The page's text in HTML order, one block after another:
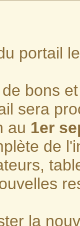
portail
bons
sera
au 1er
de
la